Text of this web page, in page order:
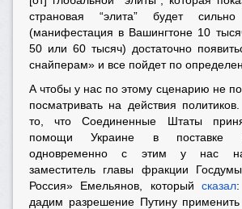
страновая “элита” будет
(манифестация в Вашингтоне 10
50 или 60 тысяч) достаточно
снайперам» и все пойдет по
А чтобы у нас по этому сценарию не
посматривать на действия
то, что Соединенные Штаты
помощи Украине в поставке
одновременно с этим у нас
заместитель главы фракции
Россия» Емельянов, который сказал:
дадим разрешение Путину применить